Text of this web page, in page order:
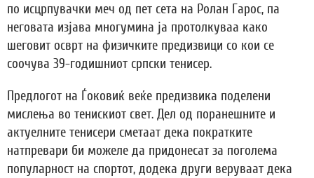
по исцрпувачки меч од пет сета на Ролан Гарос, па
неговата изјава многумина ја протолкуваа како
шеговит осврт на физичките предизвици со кои се
соочува 39-годишниот српски тенисер.
Предлогот на Ѓоковиќ веќе предизвика поделени
мислења во тенискиот свет. Дел од поранешните и
актуелните тенисери сметаат дека пократките
натпревари би можеле да придонесат за поголема
популарност на спортот, додека други веруваат дека